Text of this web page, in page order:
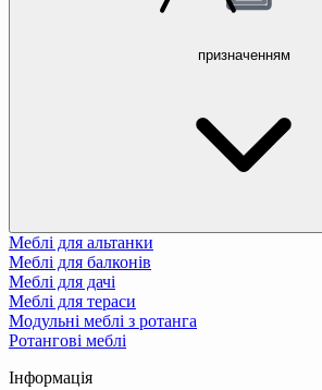
призначенням
Меблі для альтанки
Меблі для балконів
Меблі для дачі
Меблі для тераси
Модульні меблі з ротанга
Ротангові меблі
Інформація